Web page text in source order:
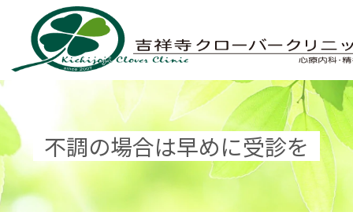
content
不調の場合は早めに受診を